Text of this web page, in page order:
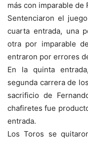
más con imparable de
Sentenciaron el
cuarta entrada, una
otra por imparable
entraron por errores
En la quinta
segunda carrera de
sacrificio de
chafiretes fue
entrada.
Los Toros se